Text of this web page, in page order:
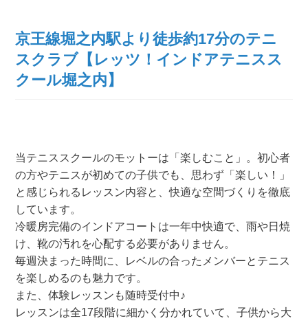
京王線堀之内駅より徒歩約17分のテニ
スクラブ【レッツ！インドアテニスス
クール堀之内】
当テニススクールのモットーは「楽しむこと」。初心者
の方やテニスが初めての子供でも、思わず「楽しい！」
と感じられるレッスン内容と、快適な空間づくりを徹底
しています。
冷暖房完備のインドアコートは一年中快適で、雨や日焼
け、靴の汚れを心配する必要がありません。
毎週決まった時間に、レベルの合ったメンバーとテニス
を楽しめるのも魅力です。
また、体験レッスンも随時受付中♪
レッスンは全17段階に細かく分かれていて、子供から大